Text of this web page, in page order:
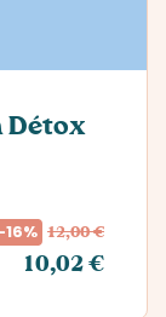
Détox
16% 12,00 €
10,02 €